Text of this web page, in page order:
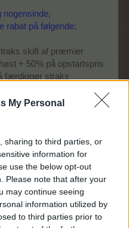
My Personal
sharing to third parties, or
information for
use the below opt-out
Please note that after your
may continue seeing
information utilized by
to third parties prior to
nogensinde,
rabat på følgende:
skift af præmier
+ 50% på opstartspris
færdiggør straks
teamet